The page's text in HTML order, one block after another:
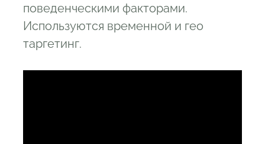
поведенческими факторами.
Используются временной и гео
таргетинг.